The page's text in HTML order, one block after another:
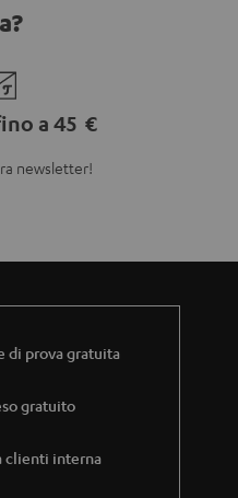
a 45 €
newsletter!
di prova gratuita
gratuito
clienti interna